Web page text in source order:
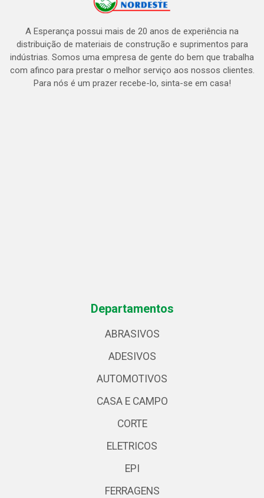
A Esperança possui mais de 20 anos de experiência na
distribuição de materiais de construção e suprimentos para
indústrias. Somos uma empresa de gente do bem que trabalha
com afinco para prestar o melhor serviço aos nossos clientes.
Para nós é um prazer recebe-lo, sinta-se em casa!
Departamentos
ABRASIVOS
ADESIVOS
AUTOMOTIVOS
CASA E CAMPO
CORTE
ELETRICOS
EPI
FERRAGENS